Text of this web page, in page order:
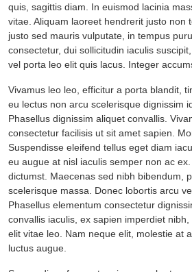
quis, sagittis diam. In euismod lacinia
vitae. Aliquam laoreet hendrerit justo non
justo sed mauris vulputate, in tempus
consectetur, dui sollicitudin iaculis
vel porta leo elit quis lacus. Integer
Vivamus leo leo, efficitur a porta blandit,
eu lectus non arcu scelerisque dignissim
Phasellus dignissim aliquet convallis.
consectetur facilisis ut sit amet sapien.
Suspendisse eleifend tellus eget diam
eu augue at nisl iaculis semper non ac
dictumst. Maecenas sed nibh bibendum,
scelerisque massa. Donec lobortis arcu
Phasellus elementum consectetur
convallis iaculis, ex sapien imperdiet
elit vitae leo. Nam neque elit, molestie at
luctus augue.